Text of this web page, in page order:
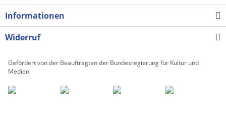
Informationen
Widerruf
Gefördert von der Beauftragten der Bundesregierung für Kultur und
Medien